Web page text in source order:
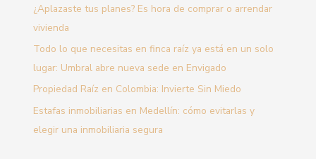
¿Aplazaste tus planes? Es hora de comprar o arrendar
vivienda
Todo lo que necesitas en finca raíz ya está en un solo
lugar: Umbral abre nueva sede en Envigado
Propiedad Raíz en Colombia: Invierte Sin Miedo
Estafas inmobiliarias en Medellín: cómo evitarlas y
elegir una inmobiliaria segura